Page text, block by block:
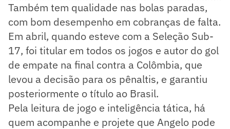
Também tem qualidade nas bolas paradas,
com bom desempenho em cobranças de falta.
Em abril, quando esteve com a Seleção Sub-
17, foi titular em todos os jogos e autor do gol
de empate na final contra a Colômbia, que
levou a decisão para os pênaltis, e garantiu
posteriormente o título ao Brasil.
Pela leitura de jogo e inteligência tática, há
quem acompanhe e projete que Angelo pode